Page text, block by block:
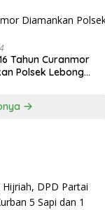
Tahun Curanmor
Polsek Lebong